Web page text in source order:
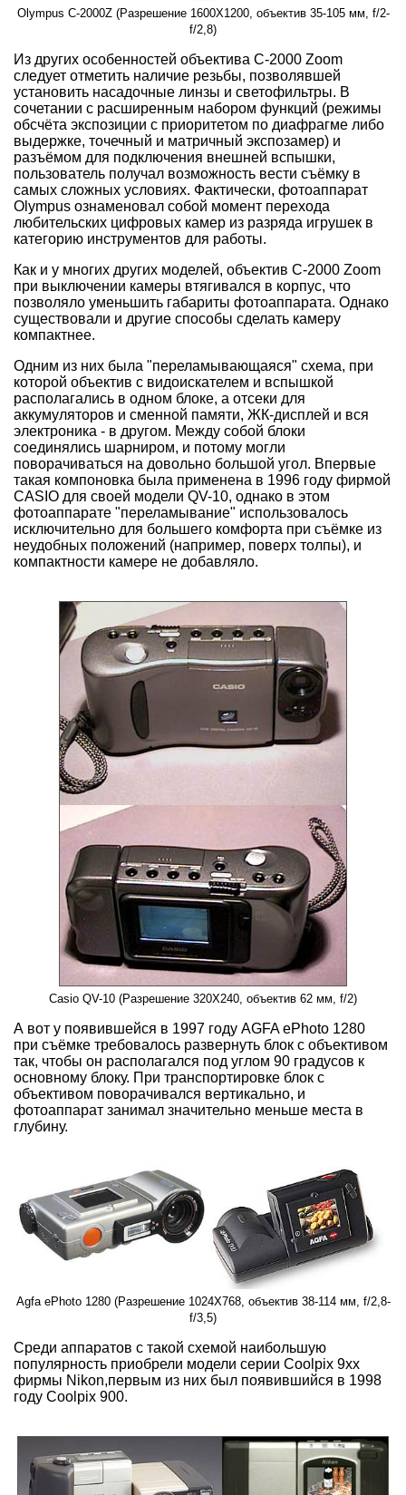
Olympus C-2000Z (Разрешение 1600X1200, объектив 35-105 мм, f/2-
f/2,8)
Из других особенностей объектива C-2000 Zoom
следует отметить наличие резьбы, позволявшей
установить насадочные линзы и светофильтры. В
сочетании с расширенным набором функций (режимы
обсчёта экспозиции с приоритетом по диафрагме либо
выдержке, точечный и матричный экспозамер) и
разъёмом для подключения внешней вспышки,
пользователь получал возможность вести съёмку в
самых сложных условиях. Фактически, фотоаппарат
Olympus ознаменовал собой момент перехода
любительских цифровых камер из разряда игрушек в
категорию инструментов для работы.
Как и у многих других моделей, объектив C-2000 Zoom
при выключении камеры втягивался в корпус, что
позволяло уменьшить габариты фотоаппарата. Однако
существовали и другие способы сделать камеру
компактнее.
Одним из них была "переламывающаяся" схема, при
которой объектив с видоискателем и вспышкой
располагались в одном блоке, а отсеки для
аккумуляторов и сменной памяти, ЖК-дисплей и вся
электроника - в другом. Между собой блоки
соединялись шарниром, и потому могли
поворачиваться на довольно большой угол. Впервые
такая компоновка была применена в 1996 году фирмой
CASIO для своей модели QV-10, однако в этом
фотоаппарате "переламывание" использовалось
исключительно для большего комфорта при съёмке из
неудобных положений (например, поверх толпы), и
компактности камере не добавляло.
Casio QV-10 (Разрешение 320X240, объектив 62 мм, f/2)
А вот у появившейся в 1997 году AGFA ePhoto 1280
при съёмке требовалось развернуть блок с объективом
так, чтобы он располагался под углом 90 градусов к
основному блоку. При транспортировке блок с
объективом поворачивался вертикально, и
фотоаппарат занимал значительно меньше места в
глубину.
Agfa ePhoto 1280 (Разрешение 1024X768, объектив 38-114 мм, f/2,8-
f/3,5)
Среди аппаратов с такой схемой наибольшую
популярность приобрели модели серии Coolpix 9xx
фирмы Nikon,первым из них был появившийся в 1998
году Coolpix 900.